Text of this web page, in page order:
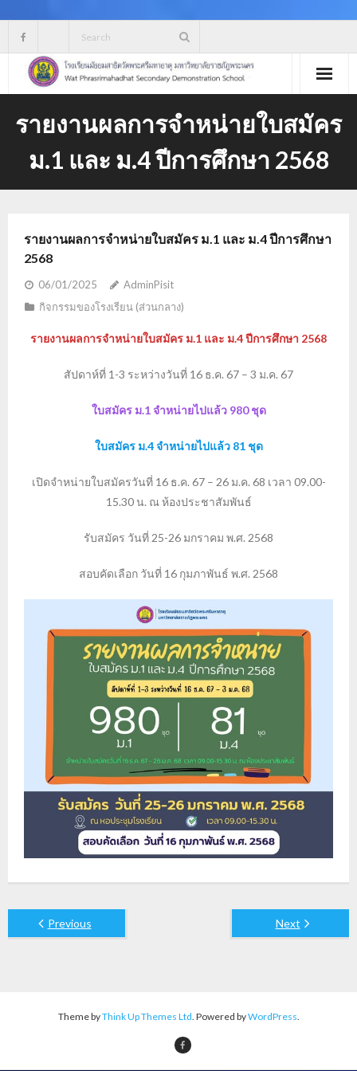
content
รายงานผลการจำหน่ายใบสมัคร
ม.1 และ ม.4 ปีการศึกษา 2568
รายงานผลการจำหน่ายใบสมัคร ม.1 และ ม.4 ปีการศึกษา
2568
06/01/2025
AdminPisit
กิจกรรมของโรงเรียน (ส่วนกลาง)
รายงานผลการจำหน่ายใบสมัคร ม.1 และ ม.4 ปีการศึกษา 2568
สัปดาห์ที่ 1-3 ระหว่างวันที่ 16 ธ.ค. 67 – 3 ม.ค. 67
ใบสมัคร ม.1 จำหน่ายไปแล้ว 980 ชุด
ใบสมัคร ม.4 จำหน่ายไปแล้ว 81 ชุด
เปิดจำหน่ายใบสมัครวันที่ 16 ธ.ค. 67 – 26 ม.ค. 68 เวลา 09.00-
15.30 น. ณ ห้องประชาสัมพันธ์
รับสมัคร วันที่ 25-26 มกราคม พ.ศ. 2568
สอบคัดเลือก วันที่ 16 กุมภาพันธ์ พ.ศ. 2568
Previous Next
Theme byThink Up Themes Ltd. Powered byWordPress.